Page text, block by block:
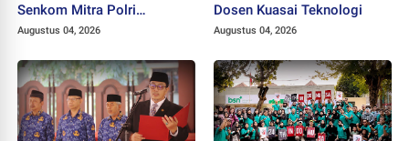
Senkom Mitra Polri
Dikukuhkan sebagai
Augustus 04, 2026
Dosen Kuasai Teknologi
Augustus 04, 2026